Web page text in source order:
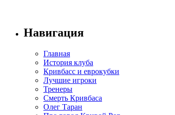
Навигация
Главная
История клуба
Кривбасс и еврокубки
Лучшие игроки
Тренеры
Смерть Кривбаса
Олег Таран